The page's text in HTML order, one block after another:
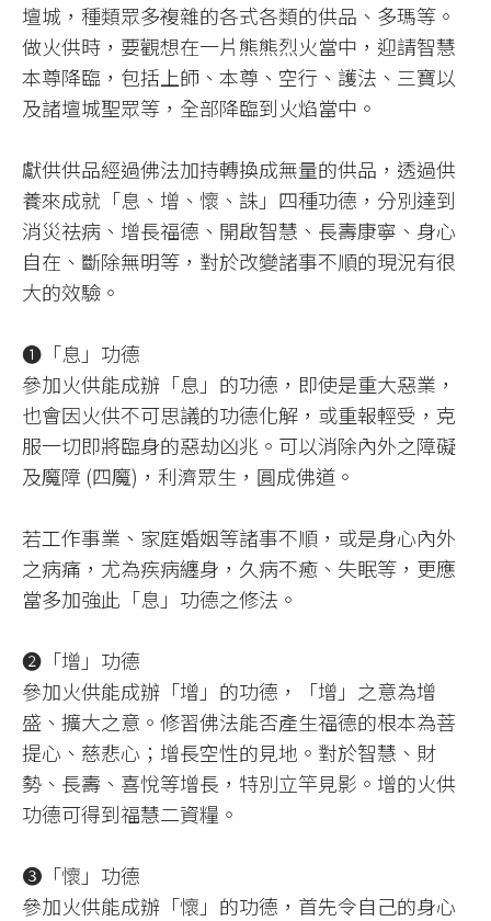
壇城，種類眾多複雜的各式各類的供品、多瑪等。
做火供時，要觀想在一片熊熊烈火當中，迎請智慧
本尊降臨，包括上師、本尊、空行、護法、三寶以
及諸壇城聖眾等，全部降臨到火焰當中。
獻供供品經過佛法加持轉換成無量的供品，透過供
養來成就「息、增、懷、誅」四種功德，分別達到
消災祛病、增長福德、開啟智慧、長壽康寧、身心
自在、斷除無明等，對於改變諸事不順的現況有很
大的效驗。
❶「息」功德
參加火供能成辦「息」的功德，即使是重大惡業，
也會因火供不可思議的功德化解，或重報輕受，克
服一切即將臨身的惡劫凶兆。可以消除內外之障礙
及魔障 (四魔)，利濟眾生，圓成佛道。
若工作事業、家庭婚姻等諸事不順，或是身心內外
之病痛，尤為疾病纏身，久病不癒、失眠等，更應
當多加強此「息」功德之修法。
❷「增」功德
參加火供能成辦「增」的功德，「增」之意為增
盛、擴大之意。修習佛法能否產生福德的根本為菩
提心、慈悲心；增長空性的見地。對於智慧、財
勢、長壽、喜悅等增長，特別立竿見影。增的火供
功德可得到福慧二資糧。
❸「懷」功德
參加火供能成辦「懷」的功德，首先令自己的身心